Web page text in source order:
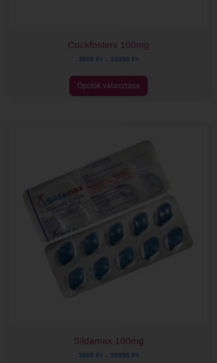
Cockfosters 100mg
3800 Ft – 39990 Ft
Opciók választása
Sildamax 100mg
3800 Ft – 39990 Ft